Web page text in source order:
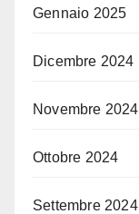
Gennaio 2025
Dicembre 2024
Novembre 2024
Ottobre 2024
Settembre 2024